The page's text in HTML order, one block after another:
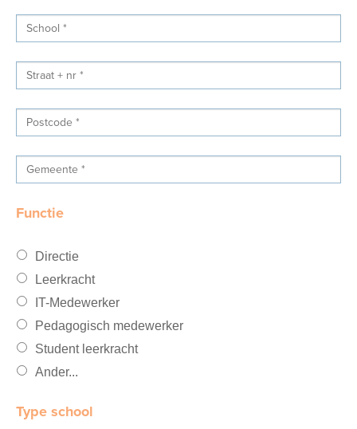
Functie
Directie
Leerkracht
IT-Medewerker
Pedagogisch medewerker
Student leerkracht
Ander...
Type school